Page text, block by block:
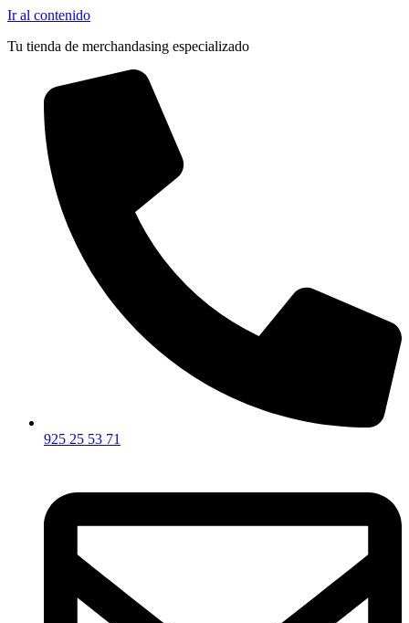
Ir al contenido
Tu tienda de merchandasing especializado
925 25 53 71